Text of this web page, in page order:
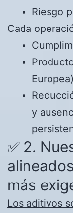
Riesgo
Cada
y
✅ 2.
más
Los aditivos